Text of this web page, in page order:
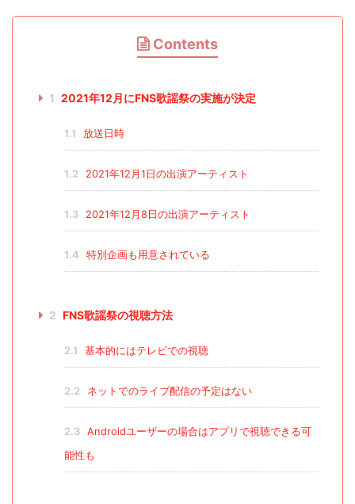
Contents
1 2021年12月にFNS歌謡祭の実施が決定
1.1 放送日時
1.2 2021年12月1日の出演アーティスト
1.3 2021年12月8日の出演アーティスト
1.4 特別企画も用意されている
2 FNS歌謡祭の視聴方法
2.1 基本的にはテレビでの視聴
2.2 ネットでのライブ配信の予定はない
2.3
Androidユーザーの場合はアプリで視聴できる可
能性も